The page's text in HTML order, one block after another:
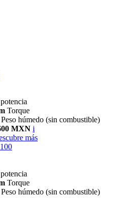
potencia
Torque
Peso húmedo (sin combustible)
MXN i
más
potencia
Torque
Peso húmedo (sin combustible)